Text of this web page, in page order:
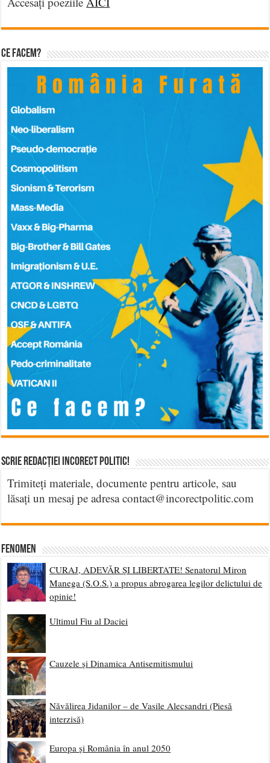
Ce facem?
Scrie Redacției Incorect Politic!
Trimiteți materiale, documente pentru articole, sau
lăsați un mesaj pe adresa contact@incorectpolitic.com
Fenomen
CURAJ, ADEVĂR ȘI LIBERTATE! Senatorul Miron
Manega (S.O.S.) a propus abrogarea legilor delictului de
opinie!
Ultimul Fiu al Daciei
Cauzele și Dinamica Antisemitismului
Năvălirea Jidanilor – de Vasile Alecsandri (Piesă
interzisă)
Europa și România în anul 2050